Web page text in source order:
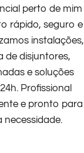
perto de mim
rápido, seguro e
instalações,
de disjuntores,
e soluções
Profissional
e pronto para
necessidade.